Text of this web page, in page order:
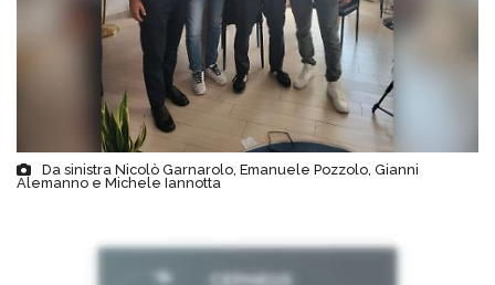
Da sinistra Nicolò Garnarolo, Emanuele Pozzolo, Gianni
Alemanno e Michele Iannotta